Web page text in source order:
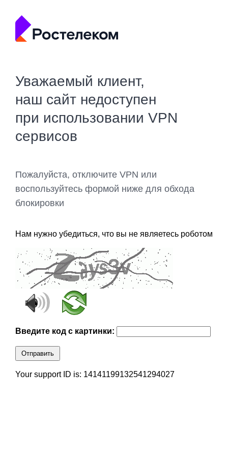
Уважаемый клиент,
наш сайт недоступен
при использовании VPN
сервисов
Пожалуйста, отключите VPN или
воспользуйтесь формой ниже для обхода
блокировки
Нам нужно убедиться, что вы не являетесь роботом
Введите код с картинки:
Отправить
Your support ID is: 14141199132541294027